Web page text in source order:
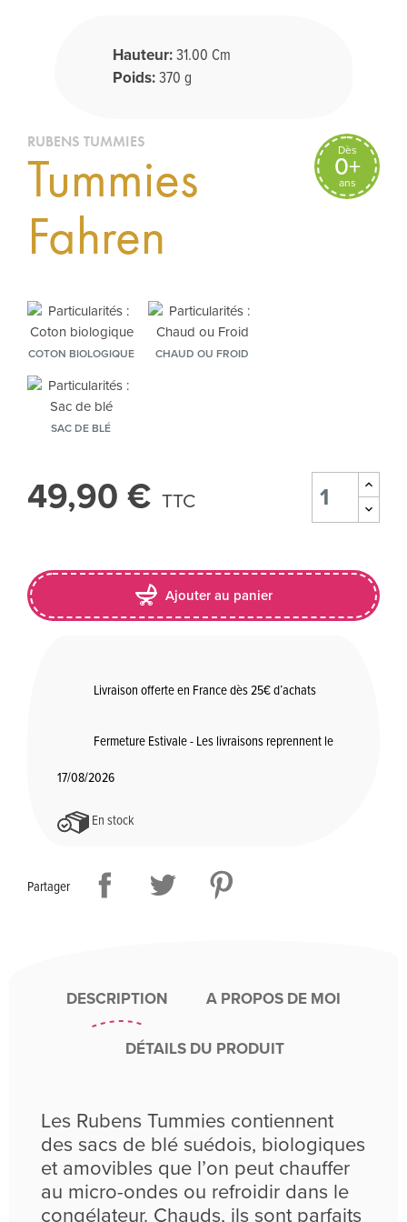
Hauteur:31.00 Cm
Poids:370 g
RUBENS TUMMIES
Tummies
Fahren
Dès
0+
ans
COTON BIOLOGIQUE CHAUD OU FROID
SAC DE BLÉ
49,90 € TTC
Ajouter au panier
Livraison offerte en France dès 25€ d’achats
Fermeture Estivale - Les livraisons reprennent le
17/08/2026
En stock
Partager
DESCRIPTION A PROPOS DE MOI
DÉTAILS DU PRODUIT
Les Rubens Tummies contiennent
des sacs de blé suédois, biologiques
et amovibles que l’on peut chauffer
au micro-ondes ou refroidir dans le
congélateur. Chauds, ils sont parfaits